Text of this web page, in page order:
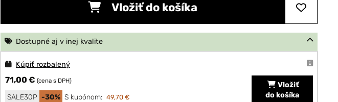
Vložiť do košíka
Dostupné aj v inej kvalite
Kúpiť rozbalený
71,00 € (cena s DPH)
SALE30P -30% S kupónom: 49,70 €
Vložiť
do košíka